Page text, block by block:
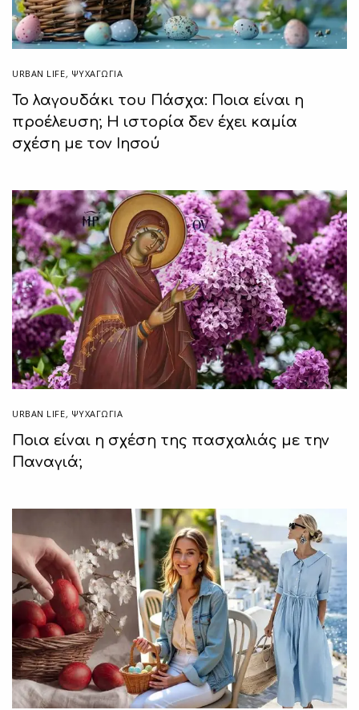
URBAN LIFE, ΨΥΧΑΓΩΓΙΑ
Το λαγουδάκι του Πάσχα: Ποια είναι η
προέλευση; Η ιστορία δεν έχει καμία
σχέση με τον Ιησού
URBAN LIFE, ΨΥΧΑΓΩΓΙΑ
Ποια είναι η σχέση της πασχαλιάς με την
Παναγιά;